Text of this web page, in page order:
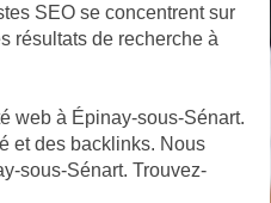
SEO se concentrent sur
résultats de recherche à
web à Épinay-sous-Sénart.
et des backlinks. Nous
sous-Sénart. Trouvez-